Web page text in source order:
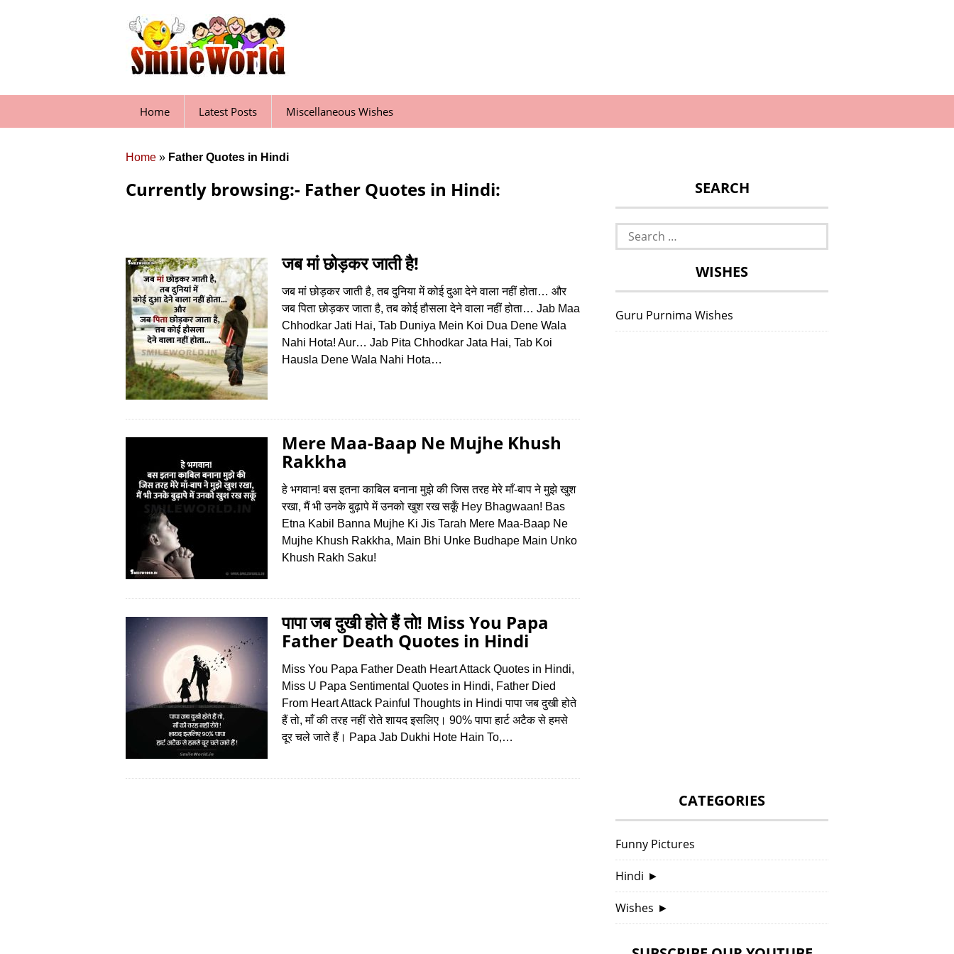
Home Latest Posts Miscellaneous Wishes
Home » Father Quotes in Hindi
Currently browsing:- Father Quotes in Hindi:
जब मां छोड़कर जाती है!
जब मां छोड़कर जाती है, तब दुनिया में कोई दुआ देने वाला नहीं होता… और
जब पिता छोड़कर जाता है, तब कोई हौसला देने वाला नहीं होता… Jab Maa
Chhodkar Jati Hai, Tab Duniya Mein Koi Dua Dene Wala
Nahi Hota! Aur… Jab Pita Chhodkar Jata Hai, Tab Koi
Hausla Dene Wala Nahi Hota…
Mere Maa-Baap Ne Mujhe Khush
Rakkha
हे भगवान! बस इतना काबिल बनाना मुझे की जिस तरह मेरे माँ-बाप ने मुझे खुश
रखा, मैं भी उनके बुढ़ापे में उनको खुश रख सकूँ Hey Bhagwaan! Bas
Etna Kabil Banna Mujhe Ki Jis Tarah Mere Maa-Baap Ne
Mujhe Khush Rakkha, Main Bhi Unke Budhape Main Unko
Khush Rakh Saku!
पापा जब दुखी होते हैं तो! Miss You Papa
Father Death Quotes in Hindi
Miss You Papa Father Death Heart Attack Quotes in Hindi,
Miss U Papa Sentimental Quotes in Hindi, Father Died
From Heart Attack Painful Thoughts in Hindi पापा जब दुखी होते
हैं तो, माँ की तरह नहीं रोते शायद इसलिए। 90% पापा हार्ट अटैक से हमसे
दूर चले जाते हैं। Papa Jab Dukhi Hote Hain To,…
SEARCH
Search
for:
WISHES
Guru Purnima Wishes
CATEGORIES
Funny Pictures
Hindi ►
Wishes ►